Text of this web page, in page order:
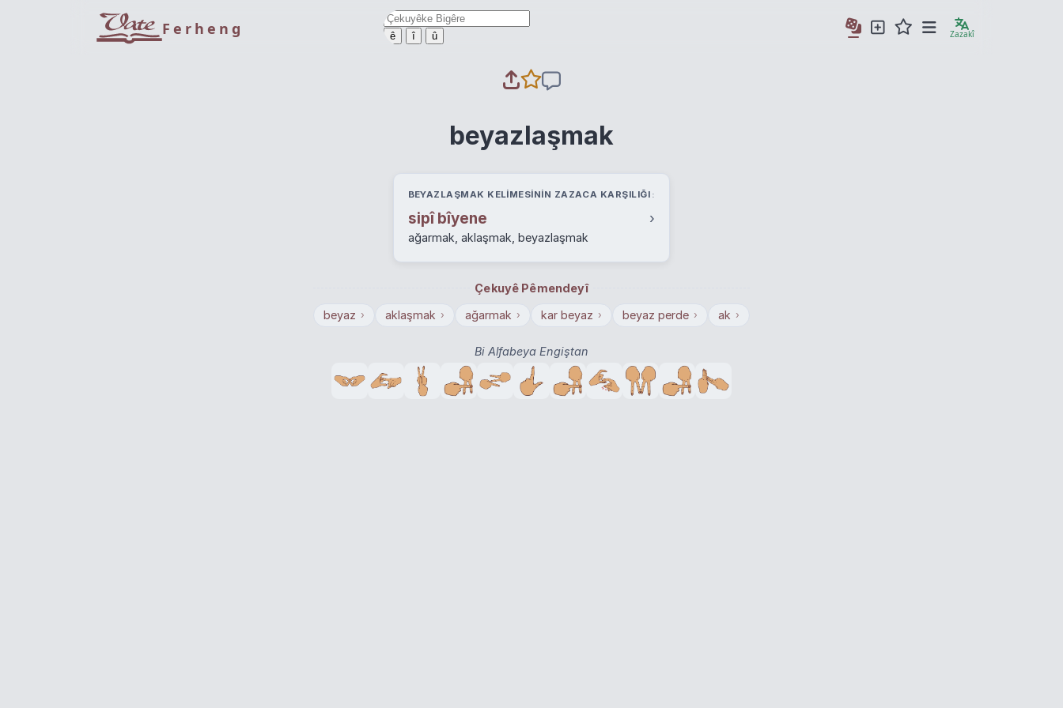
Ferheng ê î û Zazakî
beyazlaşmak
BEYAZLAŞMAK KELIMESININ ZAZACA KARŞILIĞI
sipî bîyene ›
ağarmak, aklaşmak, beyazlaşmak
Çekuyê Pêmendeyî
beyaz › aklaşmak › ağarmak › kar beyaz › beyaz perde › ak ›
Bi Alfabeya Engiştan